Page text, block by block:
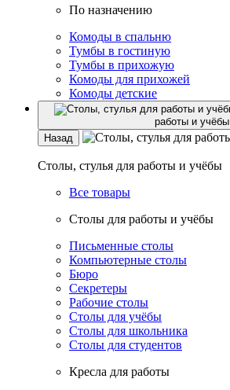
По назначению
Комоды в спальню
Тумбы в гостиную
Тумбы в прихожую
Комоды для прихожей
Комоды детские
работы и учёбы
Назад
Столы, стулья для работы и учёбы
Все товары
Столы для работы и учёбы
Письменные столы
Компьютерные столы
Бюро
Секретеры
Рабочие столы
Столы для учёбы
Столы для школьника
Столы для студентов
Кресла для работы